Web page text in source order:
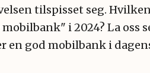
tilspisset seg.
i 2024? La oss
en god mobilbank i